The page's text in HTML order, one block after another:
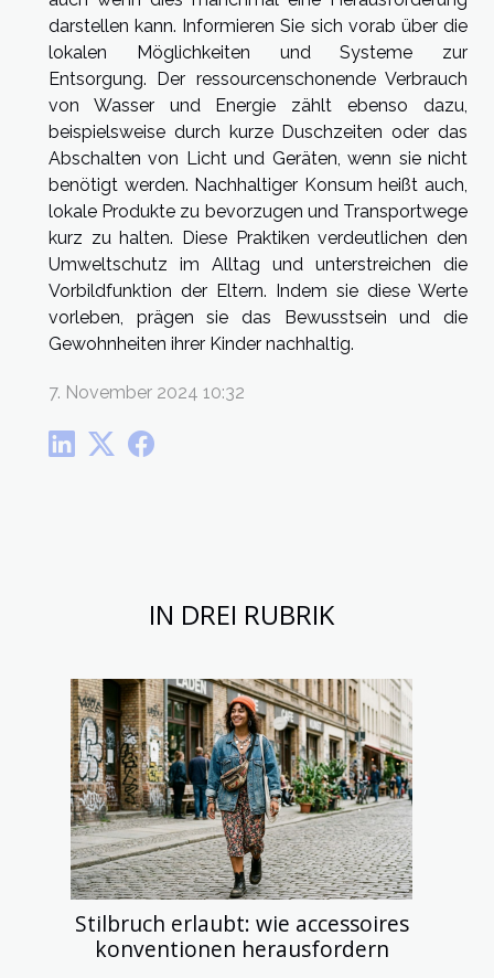
IN DREI RUBRIK
Stilbruch erlaubt: wie accessoires
konventionen herausfordern
darstellen kann. Informieren Sie sich vorab über die
lokalen Möglichkeiten und Systeme zur
Entsorgung. Der ressourcenschonende Verbrauch
von Wasser und Energie zählt ebenso dazu,
beispielsweise durch kurze Duschzeiten oder das
Abschalten von Licht und Geräten, wenn sie nicht
benötigt werden. Nachhaltiger Konsum heißt auch,
lokale Produkte zu bevorzugen und Transportwege
kurz zu halten. Diese Praktiken verdeutlichen den
Umweltschutz im Alltag und unterstreichen die
Vorbildfunktion der Eltern. Indem sie diese Werte
vorleben, prägen sie das Bewusstsein und die
Gewohnheiten ihrer Kinder nachhaltig.
7. November 2024 10:32